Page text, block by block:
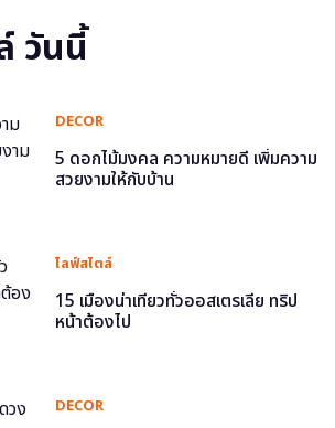
วันนี้
DECOR
5 ดอกไม้มงคล ความหมายดี เพิ่มความ
สวยงามให้กับบ้าน
ไลฟ์สไตล์
15 เมืองน่าเที่ยวทั่วออสเตรเลีย ทริป
หน้าต้องไป
DECOR